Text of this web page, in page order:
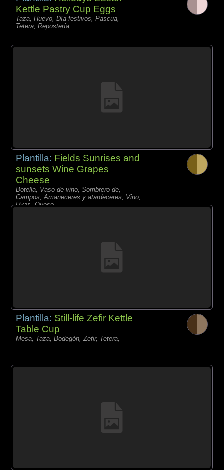
Kettle Pastry Cup Eggs
Taza, Huevo, Día festivos, Pascua,
Tetera, Repostería,
Plantilla: Fields Sunrises and
sunsets Wine Grapes
Cheese
Botella, Vaso de vino, Sombrero de,
Campos, Amaneceres y atardeceres, Vino,
Uvas, Queso,
Plantilla: Still-life Zefir Kettle
Table Cup
Mesa, Taza, Bodegón, Zefir, Tetera,